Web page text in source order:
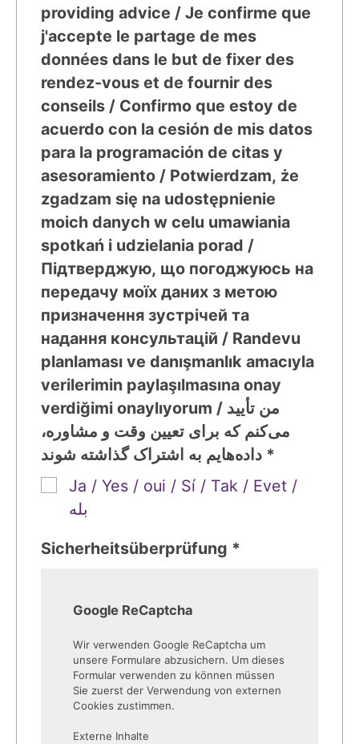
providing advice / Je confirme que
j'accepte le partage de mes
données dans le but de fixer des
rendez-vous et de fournir des
conseils / Confirmo que estoy de
acuerdo con la cesión de mis datos
para la programación de citas y
asesoramiento / Potwierdzam, że
zgadzam się na udostępnienie
moich danych w celu umawiania
spotkań i udzielania porad /
Підтверджую, що погоджуюсь на
передачу моїх даних з метою
призначення зустрічей та
надання консультацій / Randevu
planlaması ve danışmanlık amacıyla
verilerimin paylaşılmasına onay
verdiğimi onaylıyorum / من تأیید
می‌کنم که برای تعیین وقت و مشاوره،
داده‌هایم به اشتراک گذاشته شوند *
Ja / Yes / oui / Sí / Tak / Evet /
بله
Sicherheitsüberprüfung *
Google ReCaptcha
Wir verwenden Google ReCaptcha um
unsere Formulare abzusichern. Um dieses
Formular verwenden zu können müssen
Sie zuerst der Verwendung von externen
Cookies zustimmen.
Externe Inhalte